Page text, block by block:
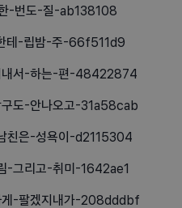
-번도-질-ab138108
테-립밤-주-66f511d9
내서-하는-편-48422874
도-안나오고-31a58cab
친은-성욕이-d2115304
-그리고-취미-1642ae1
게-팔겠지내가-208dddbf